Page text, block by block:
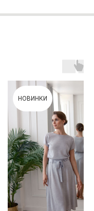
НОВИНКИ